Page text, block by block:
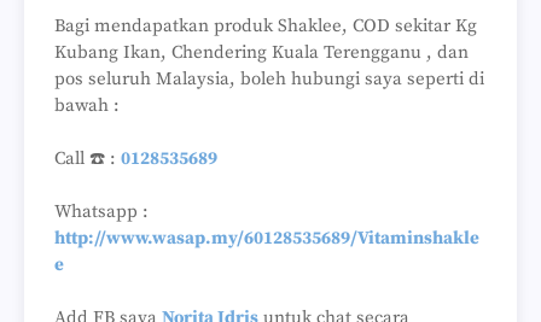
Bagi mendapatkan produk Shaklee, COD sekitar Kg
Kubang Ikan, Chendering Kuala Terengganu , dan
pos seluruh Malaysia, boleh hubungi saya seperti di
bawah :
Call ☎️ : 0128535689
Whatsapp :
http://www.wasap.my/60128535689/Vitaminshakle
e